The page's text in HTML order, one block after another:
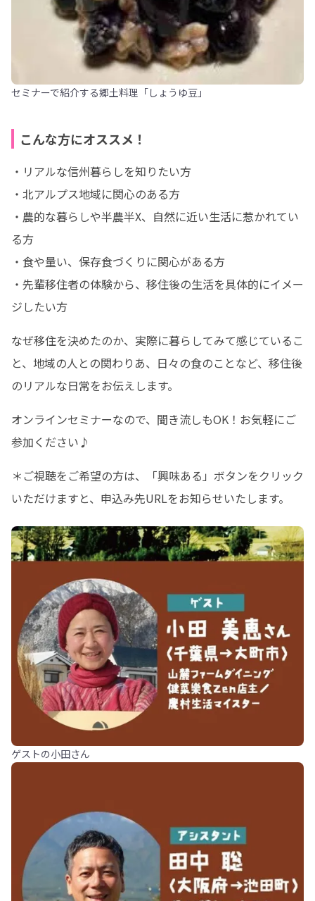
セミナーで紹介する郷土料理「しょうゆ豆」
こんな方にオススメ！
・リアルな信州暮らしを知りたい方
・北アルプス地域に関心のある方
・農的な暮らしや半農半X、自然に近い生活に惹かれてい
る方
・食や量い、保存食づくりに関心がある方
・先輩移住者の体験から、移住後の生活を具体的にイメー
ジしたい方
なぜ移住を決めたのか、実際に暮らしてみて感じているこ
と、地域の人との関わりあ、日々の食のことなど、移住後
のリアルな日常をお伝えします。
オンラインセミナーなので、聞き流しもOK！お気軽にご
参加ください♪
＊ご視聴をご希望の方は、「興味ある」ボタンをクリック
いただけますと、申込み先URLをお知らせいたします。
ゲストの小田さん